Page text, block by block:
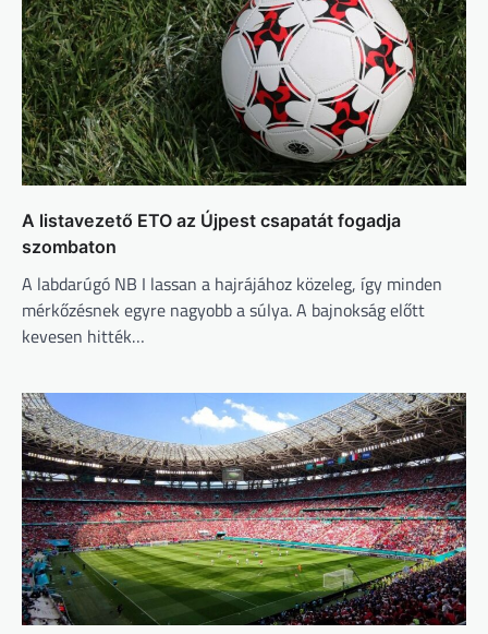
A listavezető ETO az Újpest csapatát fogadja
szombaton
A labdarúgó NB I lassan a hajrájához közeleg, így minden
mérkőzésnek egyre nagyobb a súlya. A bajnokság előtt
kevesen hitték…